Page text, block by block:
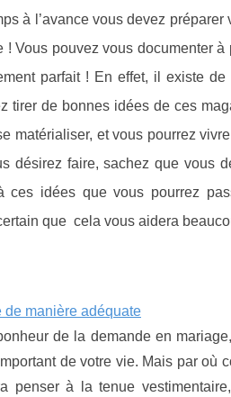
à l’avance vous devez
! Vous pouvez vous documenter
parfait ! En effet, il existe
tirer de bonnes idées de ces
matérialiser, et vous pourrez
désirez faire, sachez que vous
ces idées que vous pourrez
que cela vous aidera
de manière adéquate
de la demande en
de votre vie. Mais par où
penser à la tenue